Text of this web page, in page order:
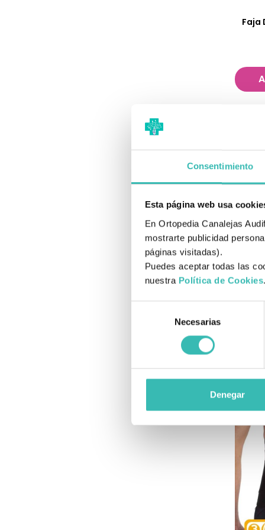
Consentimiento
Esta página web usa
En Ortopedia Canalejas
mostrarte publicidad
páginas visitadas).
Puedes aceptar todas las
nuestra Política de Cookies.
consentimiento
Necesarias
Denegar
Faja